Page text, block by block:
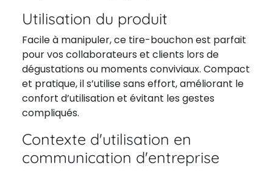
Utilisation du produit
Facile à manipuler, ce tire-bouchon est parfait
pour vos collaborateurs et clients lors de
dégustations ou moments conviviaux. Compact
et pratique, il s’utilise sans effort, améliorant le
confort d’utilisation et évitant les gestes
compliqués.
Contexte d'utilisation en
communication d'entreprise